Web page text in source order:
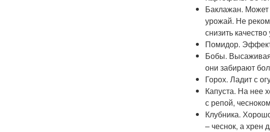
Баклажан. Может
урожай. Не
снизить
Помидор.
Бобы. Высаживая
они забирают
Горох. Ладит с
Капуста. На нее
с репой,
Клубника.
– чеснок, а хрен